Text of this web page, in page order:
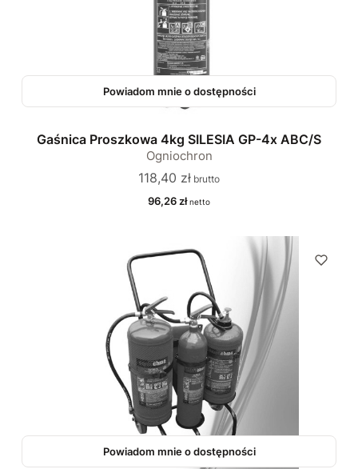
Powiadom mnie o dostępności
Gaśnica Proszkowa 4kg SILESIA GP-4x ABC/S
Ogniochron
Cena
118,40 zł
Cena
96,26 zł
Powiadom mnie o dostępności